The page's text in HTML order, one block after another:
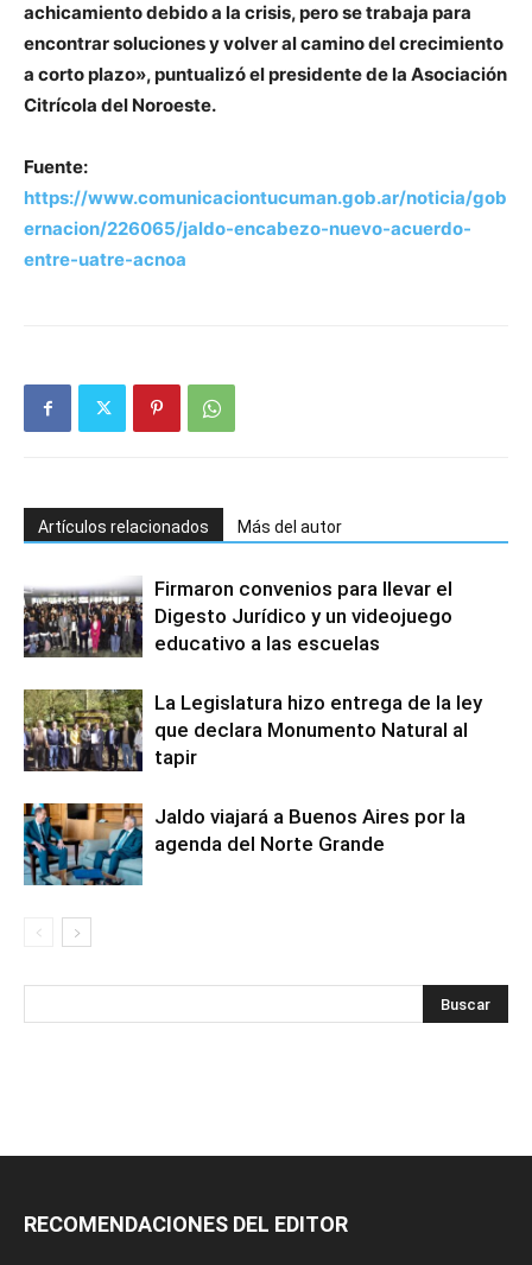
achicamiento debido a la crisis, pero se trabaja para
encontrar soluciones y volver al camino del crecimiento
a corto plazo», puntualizó el presidente de la Asociación
Citrícola del Noroeste.
Fuente:
https://www.comunicaciontucuman.gob.ar/noticia/gob
ernacion/226065/jaldo-encabezo-nuevo-acuerdo-
entre-uatre-acnoa
Artículos relacionados Más del autor
Firmaron convenios para llevar el
Digesto Jurídico y un videojuego
educativo a las escuelas
La Legislatura hizo entrega de la ley
que declara Monumento Natural al
tapir
Jaldo viajará a Buenos Aires por la
agenda del Norte Grande
RECOMENDACIONES DEL EDITOR